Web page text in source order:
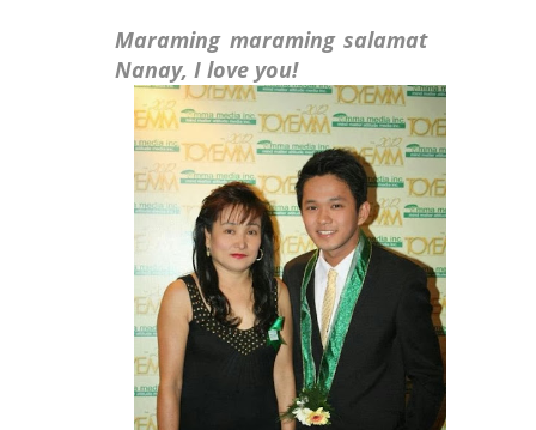
Maraming maraming salamat
Nanay, I love you!